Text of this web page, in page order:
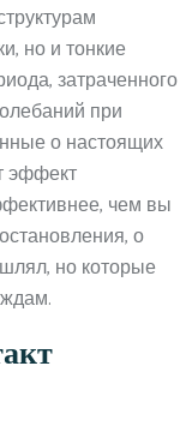
но и тонкие
затраченного
при
о настоящих
эффект
чем вы
о
но которые